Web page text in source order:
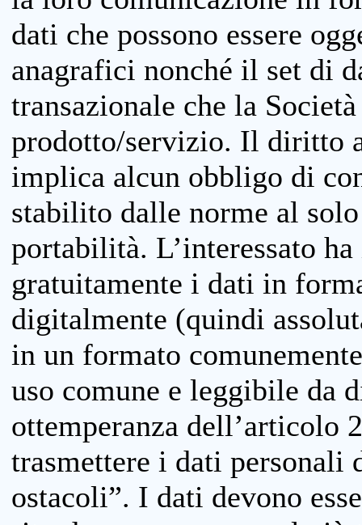
dati che possono essere
anagrafici nonché il set di
transazionale che la
prodotto/servizio. Il diritto
implica alcun obbligo di
stabilito dalle norme al
portabilità. L’interessato
gratuitamente i dati in
digitalmente (quindi
in un formato
uso comune e leggibile da
ottemperanza dell’articolo
trasmettere i dati personali
ostacoli”. I dati devono